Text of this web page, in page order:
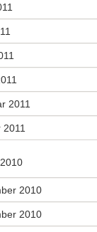
2011
2010
2010